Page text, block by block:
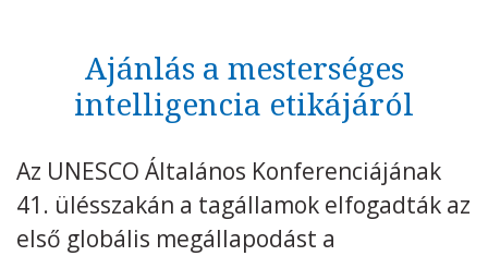
TÉMÁK
DOKUMENTUMTÁR
KAPCSOLAT
Ajánlás a mesterséges
intelligencia etikájáról
Az UNESCO Általános Konferenciájának
41. ülésszakán a tagállamok elfogadták az
első globális megállapodást a